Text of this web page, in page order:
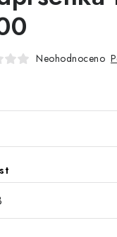
Neohodnoceno